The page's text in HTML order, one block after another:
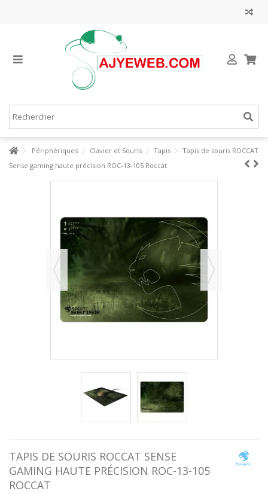
Périphériques Clavier et Souris Tapis
Tapis de souris ROCCAT
Sense gaming haute précision ROC-13-105 Roccat
TAPIS DE SOURIS ROCCAT SENSE
GAMING HAUTE PRÉCISION ROC-13-105
ROCCAT